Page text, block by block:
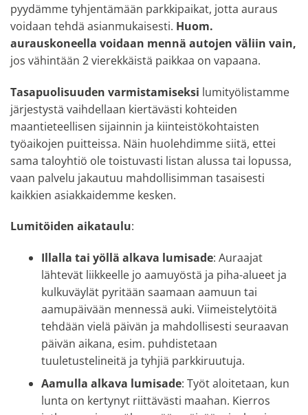
pyydämme tyhjentämään parkkipaikat, jotta auraus
voidaan tehdä asianmukaisesti. Huom.
aurauskoneella voidaan mennä autojen väliin vain,
jos vähintään 2 vierekkäistä paikkaa on vapaana.
Tasapuolisuuden varmistamiseksi lumityölistamme
järjestystä vaihdellaan kiertävästi kohteiden
maantieteellisen sijainnin ja kiinteistökohtaisten
työaikojen puitteissa. Näin huolehdimme siitä, ettei
sama taloyhtiö ole toistuvasti listan alussa tai lopussa,
vaan palvelu jakautuu mahdollisimman tasaisesti
kaikkien asiakkaidemme kesken.
Lumitöiden aikataulu:
Illalla tai yöllä alkava lumisade: Auraajat
lähtevät liikkeelle jo aamuyöstä ja piha-alueet ja
kulkuväylät pyritään saamaan aamuun tai
aamupäivään mennessä auki. Viimeistelytöitä
tehdään vielä päivän ja mahdollisesti seuraavan
päivän aikana, esim. puhdistetaan
tuuletustelineitä ja tyhjiä parkkiruutuja.
Aamulla alkava lumisade: Työt aloitetaan, kun
lunta on kertynyt riittävästi maahan. Kierros